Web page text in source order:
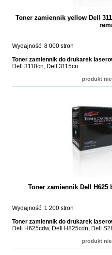
Toner zamiennik yellow Dell
Wydajność: 8 000 stron
Toner zamiennik do drukarek
Dell 3110cn, Dell 3115cn
produkt
Toner zamiennik Dell H625
Wydajność: 1 200 stron
Toner zamiennik do drukarek
Dell H625cdw, Dell H825cdn, Dell
produkt